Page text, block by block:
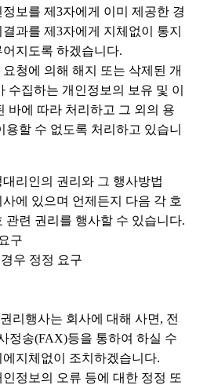
보를 제3자에게 이미 제공한 경
과를 제3자에게 지체없이 통지
지도록 하겠습니다.
청에 의해 해지 또는 삭제된 개
수집하는 개인정보의 보유 및 이
바에 따라 처리하고 그 외의 용
용할 수 없도록 처리하고 있습니
리인의 권리와 그 행사방법
에 있으며 언제든지 다음 각 호
관련 권리를 행사할 수 있습니다.
구
우 정정 요구
리행사는 회사에 대해 사면, 전
정송(FAX)등을 통하여 하실 수
지체없이 조치하겠습니다.
정보의 오류 등에 대한 정정 또